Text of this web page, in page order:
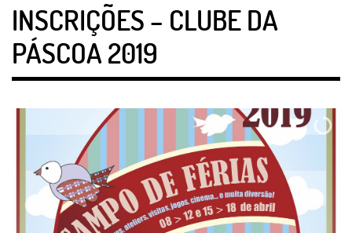
INSCRIÇÕES – CLUBE DA
PÁSCOA 2019